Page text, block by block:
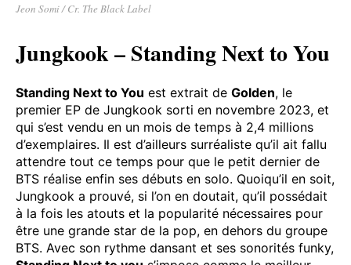
Jeon Somi / Cr. The Black Label
Jungkook – Standing Next to You
Standing Next to You est extrait de Golden, le
premier EP de Jungkook sorti en novembre 2023, et
qui s’est vendu en un mois de temps à 2,4 millions
d’exemplaires. Il est d’ailleurs surréaliste qu’il ait fallu
attendre tout ce temps pour que le petit dernier de
BTS réalise enfin ses débuts en solo. Quoiqu’il en soit,
Jungkook a prouvé, si l’on en doutait, qu’il possédait
à la fois les atouts et la popularité nécessaires pour
être une grande star de la pop, en dehors du groupe
BTS. Avec son rythme dansant et ses sonorités funky,